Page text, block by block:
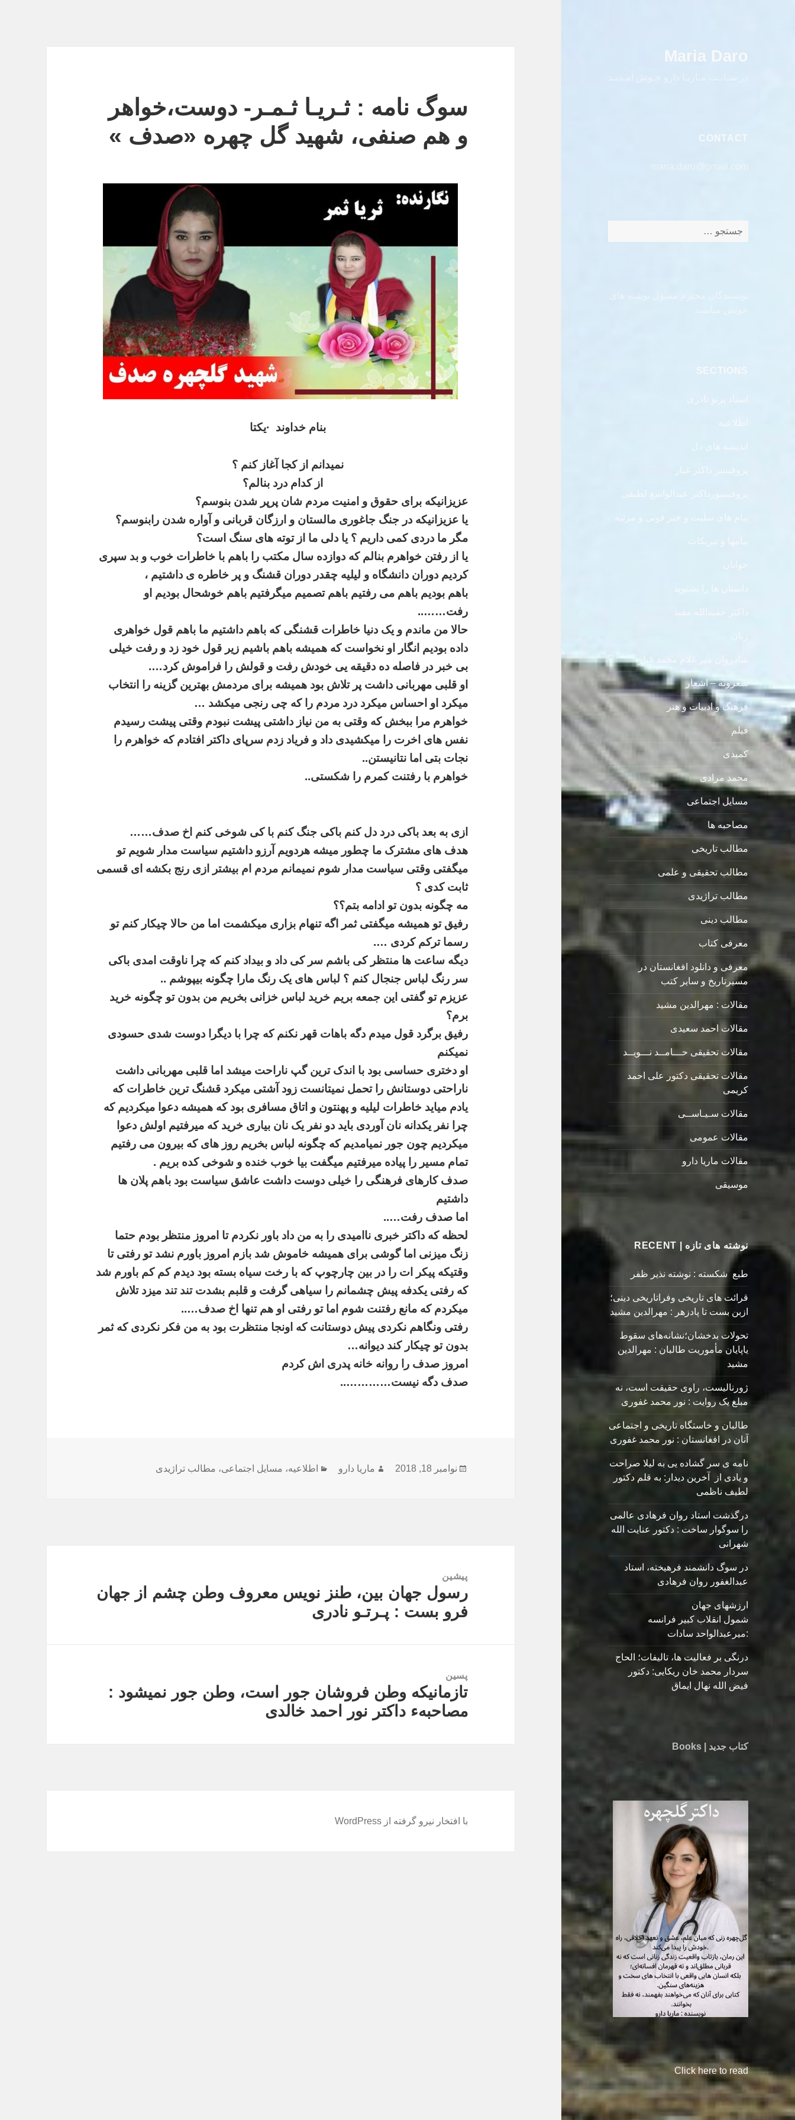
Maria Daro
در سـایـت مـاریـا دارو خـوش آمـدیـد
CONTACT
برای:
نویسندگان محترم مسؤل نوشته های
SECTIONS
استاد پرتو نادری
اطلاعیه
اندیشه های دل
پروفیسر داکتر غبار
پروفیسورداکتر عبدالواسع لطیفی
پیام های سلیت و خبر فوتی و مرثیه
پیامها و تبریکات
جوانان
داستان ها را بشنوید
داکتر حمیدالله مفید
زنان
شادروان میر غلام محمد غبار
شعرونه – اشعار
فرهنگ و ادبیات و هنر
فیلم
کمیدی
محمد مرادی
مسایل اجتماعی
مصاحبه ها
مطالب تاریخی
مطالب تحقیقی و علمی
مطالب تراژیدی
مطالب دینی
معرفی کتاب
معرفی و دانلود افغانستان در
مسیرتاریخ و سایر کتب
مقالات : مهرالدین مشید
مقالات احمد سعیدی
مقالات تحقیقی حـــامــد نـــویــد
مقالات تحقیقی دکتور علی احمد
کریمی
مقالات سـیـاســی
مقالات عمومی
مقالات ماریا دارو
موسیقی
نوشته های تازه | RECENT
طبع شکسته : نوشته نذیر ظفر
قرائت های تاریخی وفراتاریخی دینی؛
ازبن بست تا پادزهر : مهرالدین مشید
تحولات بدخشان؛نشانه‌های سقوط
یاپایان مأموریت طالبان : مهرالدین
مشید
ژورنالیست، راوی حقیقت است، نه
مبلغ یک روایت : نور محمد غفوری
طالبان و خاستگاه تاریخی و اجتماعی
آنان در افغانستان : نور محمد غفوری
نامه ی سر گشاده يی به ليلا صراحت
و یادی از آخرین دیدار: به قلم دکتور
لطیف ناظمی
درگذشت استاد روان فرهادی عالمی
را سوگوار ساخت : دکتور عنایت الله
شهرانی
در سوگ دانشمند فرهیخته، استاد
عبدالغفور روان فرهادی
ارزشهای جهان
شمول انقلاب کبیر فرانسه
:میرعبدالواحد سادات
درنگی بر فعالیت ها، تالیفات؛ الحاج
سردار محمد خان ریکایی: دکتور
فیض الله نهال ایماق
کتاب جدید | Books
Click here to read
سوگ نامه : ثـریـا ثـمـر- دوست،خواهر
و هم صنفی، شهید گل چهره «صدف »
بنام خداوند ·یکتا
نمیدانم از کجا آغاز کنم ؟
از کدام درد بنالم؟
عزیزانیکه برای حقوق و امنیت مردم شان پرپر شدن بنوسم؟
یا عزیزانیکه در جنگ جاغوری مالستان و ارزگان قربانی و آواره شدن رابنوسم؟
مگر ما دردی کمی داریم ؟ یا دلی ما از توته های سنگ است؟
یا از رفتن خواهرم بنالم که دوازده سال مکتب را باهم با خاطرات خوب و بد سپری
کردیم دوران دانشگاه و لیلیه چقدر دوران قشنگ و پر خاطره ی داشتیم ،
باهم بودیم باهم می رفتیم باهم تصمیم میگرفتیم باهم خوشحال بودیم او
رفت……..
حالا من ماندم و یک دنیا خاطرات قشنگی که باهم داشتیم ما باهم قول خواهری
داده بودیم انگار او نخواست که همیشه باهم باشیم زیر قول خود زد و رفت خیلی
بی خبر در فاصله ده دقیقه یی خودش رفت و قولش را فراموش کرد….
او قلبی مهربانی داشت پر تلاش بود همیشه برای مردمش بهترین گزینه را
انتخاب
میکرد او احساس میکرد درد مردم را که چی رنجی میکشد …
خواهرم مرا ببخش که وقتی به من نیاز داشتی پیشت نبودم وقتی پیشت رسیدم
نفس های اخرت را میکشیدی داد و فریاد زدم سرپای داکتر افتادم که خواهرم را
نجات بتی اما نتانیستن..
خواهرم با رفتنت کمرم را شکستی..
ازی به بعد باکی درد دل کنم باکی جنگ کنم با کی شوخی کنم اخ صدف……
هدف های مشترک ما چطور میشه هردویم آرزو داشتیم سیاست مدار شویم تو
میگفتی وقتی سیاست مدار شوم نمیمانم مردم ام بیشتر ازی رنج بکشه ای قسمی
ثابت کدی ؟
مه چگونه بدون تو ادامه بتم؟؟
رفیق تو همیشه میگفتی ثمر اگه تنهام بزاری میکشمت اما من حالا چیکار کنم تو
رسما ترکم کردی ….
دیگه ساعت ها منتظر کی باشم سر کی داد و بیداد کنم که چرا ناوقت امدی باکی
سر رنگ لباس جنجال کنم ؟ لباس های یک رنگ مارا چگونه بیپوشم ..
عزیزم تو گفتی این جمعه بریم خرید لباس خزانی بخریم من بدون تو چگونه خرید
برم؟
رفیق برگرد قول میدم دگه باهات قهر نکنم که چرا با دیگرا دوست شدی حسودی
نمیکنم
او دختری حساسی بود با اندک ترین گپ ناراحت میشد اما قلبی مهربانی داشت
ناراحتی دوستانش را تحمل نمیتانست زود آشتی میکرد قشنگ ترین خاطرات که
یادم میاید خاطرات لیلیه و پهنتون و اتاق مسافری بود که همیشه دعوا میکردیم که
چرا
نفر یکدانه نان آوردی باید دو نفر یک نان بیاری خرید که میرفتیم اولش دعوا
میکردیم چون جور نمیامدیم که چگونه لباس بخریم روز های که بیرون می رفتیم
تمام مسیر را پیاده میرفتیم میگفت بیا خوب خنده و شوخی کده بریم .
صدف کارهای فرهنگی را خیلی دوست داشت عاشق سیاست بود باهم پلان ها
داشتیم
اما صدف رفت…..
لحظه که داکتر خبری ناامیدی را به من داد باور نکردم تا امروز منتظر بودم حتما
زنگ میزنی اما گوشی برای همیشه خاموش شد بازم امروز باورم نشد تو رفتی تا
وقتیکه پیکر ات را در بین چارچوپ که با رخت سیاه بسته بود دیدم کم کم باورم شد
که رفتی یکدفه پیش چشمانم را سیاهی گرفت و قلبم بشدت تند تند میزد تلاش
میکردم که مانع رفتنت شوم اما تو رفتی او هم تنها اخ صدف…..
رفتی ونگاهم نکردی پیش دوستانت که اونجا منتظرت بود به من فکر نکردی که ثمر
بدون تو چیکار کند دیوانه…
امروز صدف را روانه خانه پدری اش کردم
صدف دگه نیست…………..
ارسال
نوامبر 18, 2018 نویسنده
ماریا دارو دسته‌ها
اطلاعیه، مسایل اجتماعی، مطالب تراژیدی
پیشین
نوشته
قبلی:
رسول جهان بین، طنز نویس معروف وطن چشم از جهان
فرو بست : پـرتـو نادری
پسین
نوشته
بعدی:
تازمانیکه وطن فروشان جور است، وطن جور نمیشود :
مصاحبهء داکتر نور احمد خالدی
با افتخار نیرو گرفته از WordPress